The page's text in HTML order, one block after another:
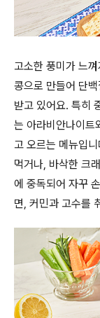
고소한 풍미가 느
콩으로 만들어 단
받고 있어요. 특히
는 아라비안나이트
고 오르는 메뉴입
먹거나, 바삭한 크
에 중독되어 자꾸
면, 커민과 고수를